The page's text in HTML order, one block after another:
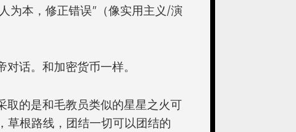
为本，修正错误”（像实用主义/演
话。和加密货币一样。
取的是和毛教员类似的星星之火可
草根路线，团结一切可以团结的